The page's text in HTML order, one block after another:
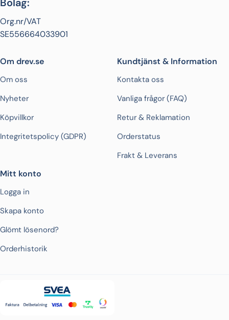
Bolag:
Org.nr/VAT
SE556664033901
Om drev.se
Om oss
Nyheter
Köpvillkor
Integritetspolicy (GDPR)
Kundtjänst & Information
Kontakta oss
Vanliga frågor (FAQ)
Retur & Reklamation
Orderstatus
Frakt & Leverans
Mitt konto
Logga in
Skapa konto
Glömt lösenord?
Orderhistorik